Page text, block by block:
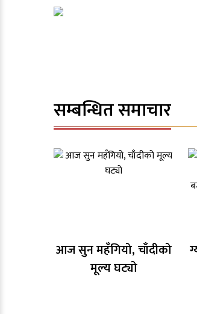
सम्बन्धित समाचार
आज सुन महँगियो, चाँदीको
मूल्य घट्यो